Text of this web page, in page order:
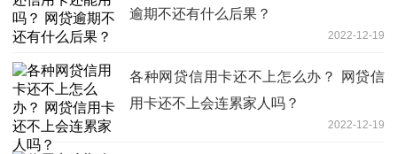
逾期不还有什么后果？
2022-12-19
各种网贷信用卡还不上怎么办？ 网贷信
用卡还不上会连累家人吗？
2022-12-19